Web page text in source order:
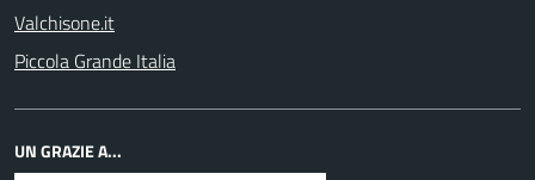
Valchisone.it
Piccola Grande Italia
UN GRAZIE A...